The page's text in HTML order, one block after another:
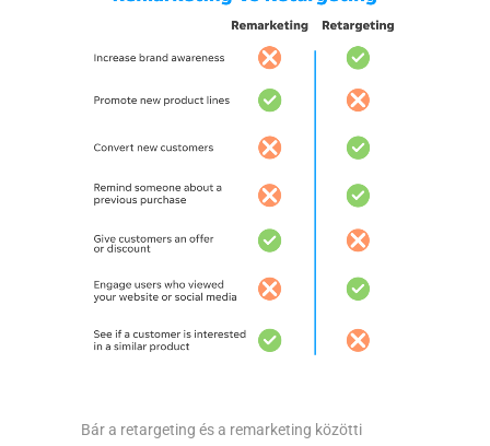
Bár a retargeting és a remarketing közötti